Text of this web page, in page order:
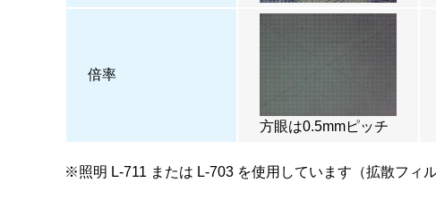
倍率
方眼は0.5mmピッチ
※照明 L-711 または L-703 を使用しています（拡散フィ